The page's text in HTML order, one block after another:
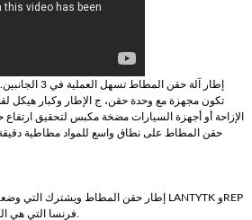
تكون مجهزة مع وحدة حقن، ج الإطار وكبار هيكل
الإزاحة أو أجهزة السيارات مضخة مكبس لتحقيق
حقن المطاط على نطاق واسع للمواد مطاطية
فرنسا التي هي المورد الرئيسي للآلة حقن المطاط.